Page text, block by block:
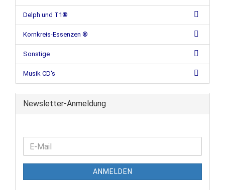
Delph und T1®
Kornkreis-Essenzen ®
Sonstige
Musik CD's
Newsletter-Anmeldung
ANMELDEN